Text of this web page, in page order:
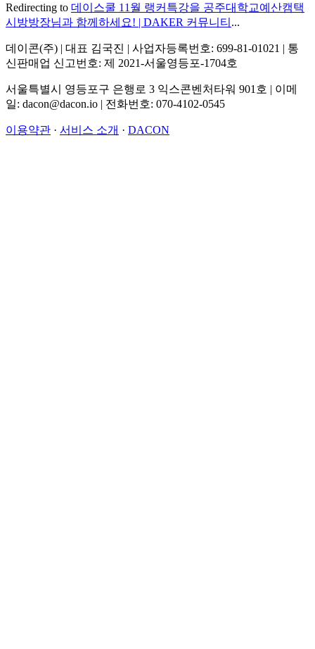
Redirecting to 데이스쿨 11월 랭커특강을 공주대학교예산캠택
시방방장님과 함께하세요! | DAKER 커뮤니티 ...
데이콘(주) | 대표 김국진 | 사업자등록번호: 699-81-01021 | 통
신판매업 신고번호: 제 2021-서울영등포-1704호
서울특별시 영등포구 은행로 3 익스콘벤처타워 901호 | 이메
일: dacon@dacon.io | 전화번호: 070-4102-0545
이용약관 · 서비스 소개 · DACON